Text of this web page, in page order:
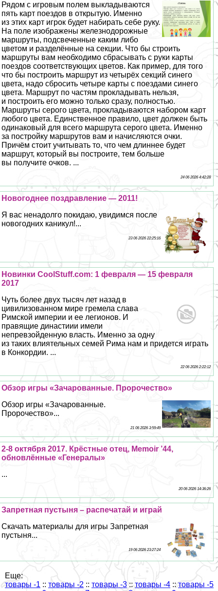
Рядом с игровым полем выкладываются
пять карт поездов в открытую. Именно
из этих карт игрок будет набирать себе руку.
На поле изображены железнодорожные
маршруты, подсвеченные каким либо
цветом и разделённые на секции. Что бы строить
маршруты вам необходимо сбрасывать с руки карты
поездов соответствующих цветов. Как пример, для того
что бы построить маршрут из четырёх секций синего
цвета, надо сбросить четыре карты с поездами синего
цвета. Маршрут по частям прокладывать нельзя,
и построить его можно только сразу, полностью.
Маршруты серого цвета, прокладываются набором карт
любого цвета. Единственное правило, цвет должен быть
одинаковый для всего маршрута серого цвета. Именно
за постройку маршрутов вам и начисляются очки.
Причём стоит учитывать то, что чем длиннее будет
маршрут, который вы построите, тем больше
вы получите очков. ...
24 06 2026 4:42:28
Новогоднее поздравление — 2011!
Я вас ненадолго покидаю, увидимся после
новогодних каникул!...
23 06 2026 22:25:16
Новинки CoolStuff.com: 1 февраля — 15 февраля
2017
Чуть более двух тысяч лет назад в
цивилизованном мире гремела слава
Римской империи и ее легионов. И
правящие династиии имели
непревзойденную власть. Именно за одну
из таких влиятельных семей Рима нам и придется играть
в Конкордии. ...
22 06 2026 2:22:12
Обзор игры «Зачарованные. Пророчество»
Обзор игры «Зачарованные.
Пророчество»...
21 06 2026 3:59:49
2-8 октября 2017. Крёстные отец, Memoir ’44,
обновлённые «Генералы»
...
20 06 2026 14:36:26
Запретная пустыня – распечатай и играй
Скачать материалы для игры Запретная
пустыня...
19 06 2026 23:27:24
Еще:
товары -1 :: товары -2 :: товары -3::товары -4 ::товары -5